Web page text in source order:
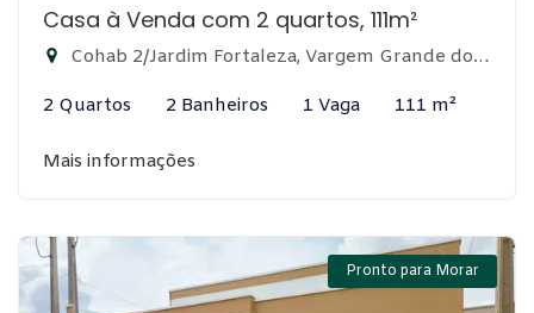
Casa à Venda com 2 quartos, 111m²
Cohab 2/Jardim Fortaleza, Vargem Grande do Sul-SP
2 Quartos 2 Banheiros 1 Vaga 111 m²
Mais informações
Pronto para Morar